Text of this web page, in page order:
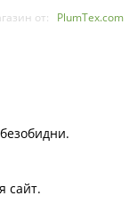
от: PlumTex.com
сайт.